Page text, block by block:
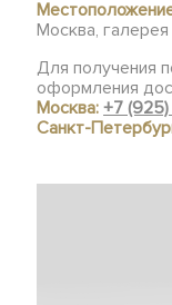
Москва,
Для получения
оформления
Москва:+7
Санкт-